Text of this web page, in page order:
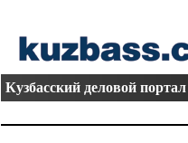
Кузбасский деловой портал